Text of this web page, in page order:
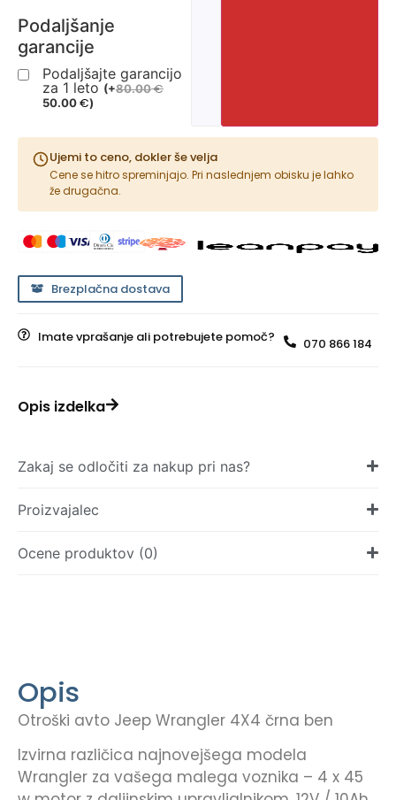
Podaljšanje
garancije
Podaljšajte garancijo
za 1 leto (+80.00€
50.00€)
Ujemi to ceno, dokler še velja
Cene se hitro spreminjajo. Pri naslednjem obisku je lahko
že drugačna.
Brezplačna dostava
Imate vprašanje ali potrebujete pomoč? 070 866 184
Opis izdelka
Zakaj se odločiti za nakup pri nas?
Proizvajalec
Ocene produktov (0)
Opis
Otroški avto Jeep Wrangler 4X4 črna ben
Izvirna različica najnovejšega modela
Wrangler za vašega malega voznika – 4 x 45